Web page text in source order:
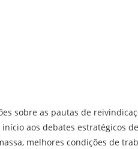
sobre as pautas de
aos debates estratégicos
melhores condições de